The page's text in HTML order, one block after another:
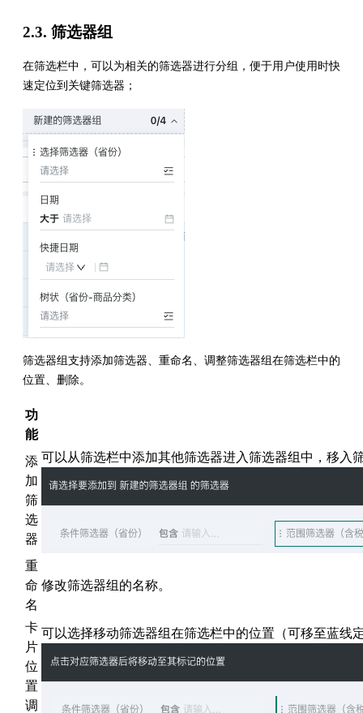
2.3. 筛选器组
在筛选栏中，可以为相关的筛选器进行分组，便于用户使用时快
速定位到关键筛选器；
筛选器组支持添加筛选器、重命名、调整筛选器组在筛选栏中的
位置、删除。
功
能
添
加
筛
选
器
可以从筛选栏中添加其他筛选器进入筛选器组中，移入
重
命
名
修改筛选器组的名称。
卡
片
位
置
调
可以选择移动筛选器组在筛选栏中的位置（可移至蓝线